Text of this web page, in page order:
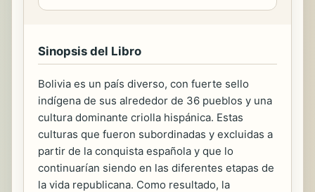
Sinopsis del Libro
Bolivia es un país diverso, con fuerte sello
indígena de sus alrededor de 36 pueblos y una
cultura dominante criolla hispánica. Estas
culturas que fueron subordinadas y excluidas a
partir de la conquista española y que lo
continuarían siendo en las diferentes etapas de
la vida republicana. Como resultado, la